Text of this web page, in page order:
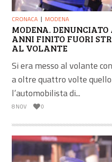
CRONACA MODENA
MODENA.
ANNI FINITO FUORI
AL VOLANTE
Si era messo al volante
a oltre quattro volte
l’automobilista di...
8 NOV 0